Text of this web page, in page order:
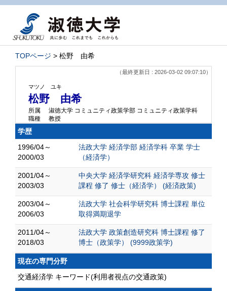
TOPページ > 松野 由希
（最終更新日 : 2026-03-02 09:07:10）
マツノ ユキ
松野 由希
所属
淑徳大学 コミュニティ政策学部 コミュニティ政策学科
職種
教授
学歴
1996/04～
2000/03
法政大学 経済学部 経済学科 卒業 学士
（経済学）
2001/04～
2003/03
中央大学 経済学研究科 経済学専攻 修士
課程 修了 修士（経済学） (経済政策)
2003/04～
2006/03
法政大学 社会科学研究科 博士課程 単位
取得満期退学
2011/04～
2018/03
法政大学 政策創造研究科 博士課程 修了
博士（政策学） (9999政策学)
現在の専門分野
交通経済学 キーワード(利用者視点の交通政策)